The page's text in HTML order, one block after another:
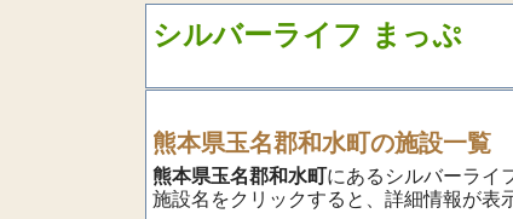
シルバーライフ まっぷ
熊本県玉名郡和水町の施設一覧
熊本県玉名郡和水町にあるシルバーライ
施設名をクリックすると、詳細情報が表